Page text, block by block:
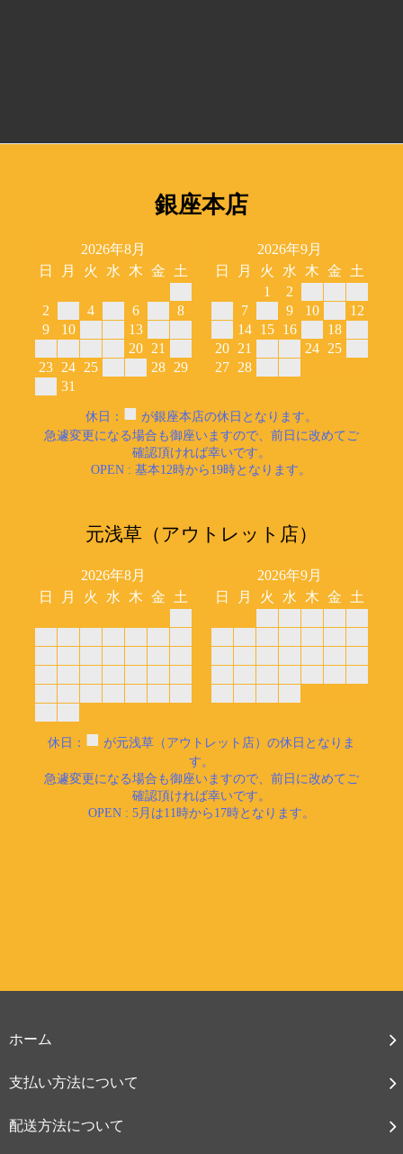
ホーム
支払い方法について
配送方法について